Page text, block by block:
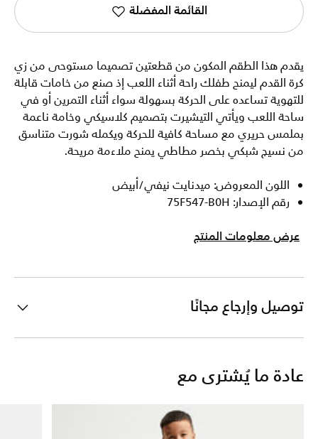
القائمة المفضلة
يقدم هذا الطقم المكون من قطعتين تصميما مستوحى من زي
كرة القدم ليمنح طفلك راحة أثناء اللعب إذ صنع من خامات قابلة
للتهوية تساعده على الحركة بسهولة سواء أثناء التمرين أو في
ساحة اللعب ويأتي التيشيرت بتصميم كلاسيكي وخامة ناعمة
بملمس حريري مع مساحة كافية للحركة ويكمله شورت متناسق
من نسيج شبكي بخصر مطاطي يمنح ملاءمة مريحة.
اللون المعروض: ميدنايت نيفي/أبيض
رقم الإصدار: 75F547-B0H
عرض معلومات المنتج
توصيل وإرجاع مجانًا
عادة ما يُشترى مع